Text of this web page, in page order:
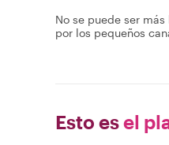
No se puede ser
por los pequeños
Esto esel